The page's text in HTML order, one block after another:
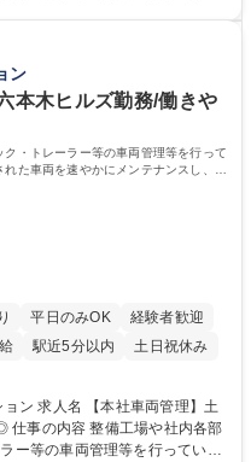
ト庶
事務
との連携や業務プロセスの推進
関われるやりがいがあります。
がら専門スキルを磨ける環境で
ン
本木ヒルズ勤務/働きや
・トレーラー等の車両管理等を行って
た車両を速やかにメンテナンスし、次
平日のみOK
経験者歓迎
駅近5分以内 土日祝休み
理】土
部
ー等の車両管理等を行っていた